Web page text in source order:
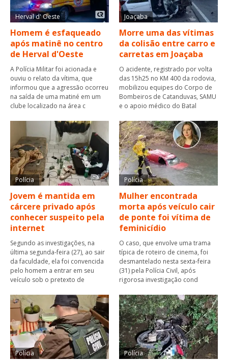
Herval d' Oeste
Homem é esfaqueado
após matinê no centro
de Herval d'Oeste
A Polícia Militar foi acionada e
ouviu o relato da vítima, que
informou que a agressão ocorreu
na saída de uma matiné em um
clube localizado na área c
Joaçaba
Morre uma das vítimas
da colisão entre carro e
carretas em Joaçaba
O acidente, registrado por volta
das 15h25 no KM 400 da rodovia,
mobilizou equipes do Corpo de
Bombeiros de Catanduvas, SAMU
e o apoio médico do Batal
Polícia
Jovem é mantida em
cárcere privado após
conhecer suspeito pela
internet
Segundo as investigações, na
última segunda-feira (27), ao sair
da faculdade, ela foi convencida
pelo homem a entrar em seu
veículo sob o pretexto de
Polícia
Mulher encontrada
morta após veículo cair
de ponte foi vítima de
feminicídio
O caso, que envolve uma trama
típica de roteiro de cinema, foi
desmantelado nesta sexta-feira
(31) pela Polícia Civil, após
rigorosa investigação cond
Polícia Polícia